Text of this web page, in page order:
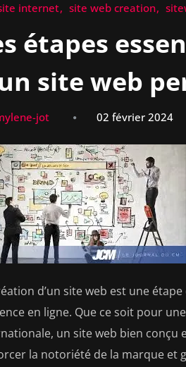
internet site web creation
étapes
site web
jot 02 février 2024
d’un site web est une
en ligne. Que ce soit pour
un site web bien conçu
la notoriété de la marque et